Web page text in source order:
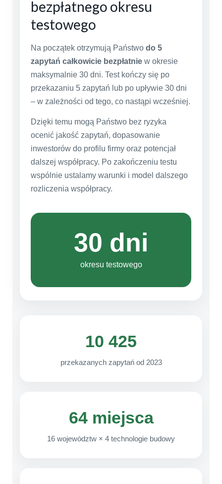
bezpłatnego okresu
testowego
Na początek otrzymują Państwo do 5
zapytań całkowicie bezpłatnie w okresie
maksymalnie 30 dni. Test kończy się po
przekazaniu 5 zapytań lub po upływie 30 dni
– w zależności od tego, co nastąpi wcześniej.
Dzięki temu mogą Państwo bez ryzyka
ocenić jakość zapytań, dopasowanie
inwestorów do profilu firmy oraz potencjał
dalszej współpracy. Po zakończeniu testu
wspólnie ustalamy warunki i model dalszego
rozliczenia współpracy.
30 dni
okresu testowego
10 425
przekazanych zapytań od 2023
64 miejsca
16 województw × 4 technologie budowy